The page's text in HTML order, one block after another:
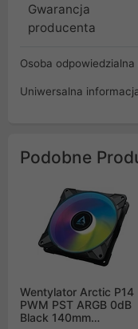
Gwarancja
producenta
Osoba
Uniwersalna
Podobne
Wentylator Arctic P14
PWM PST ARGB 0dB
Black 140mm